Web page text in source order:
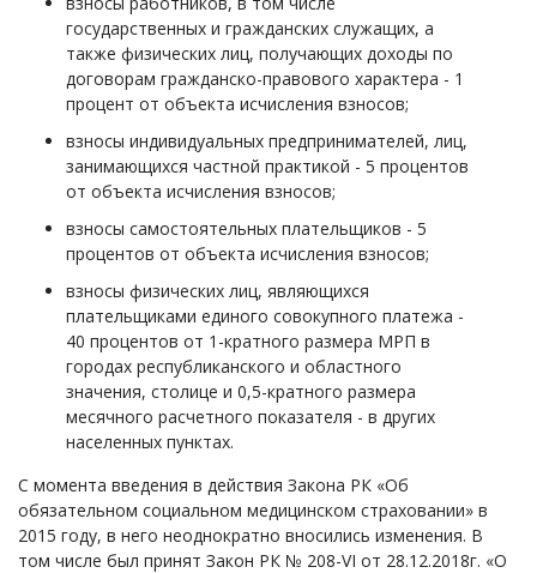
государственных и гражданских служащих, а
также физических лиц, получающих доходы по
договорам гражданско-правового характера - 1
процент от объекта исчисления взносов;
взносы индивидуальных предпринимателей, лиц,
занимающихся частной практикой - 5 процентов
от объекта исчисления взносов;
взносы самостоятельных плательщиков - 5
процентов от объекта исчисления взносов;
взносы физических лиц, являющихся
плательщиками единого совокупного платежа -
40 процентов от 1-кратного размера МРП в
городах республиканского и областного
значения, столице и 0,5-кратного размера
месячного расчетного показателя - в других
населенных пунктах.
С момента введения в действия Закона РК «Об
обязательном социальном медицинском страховании» в
2015 году, в него неоднократно вносились изменения. В
том числе был принят Закон РК № 208-VI от 28.12.2018г. «О